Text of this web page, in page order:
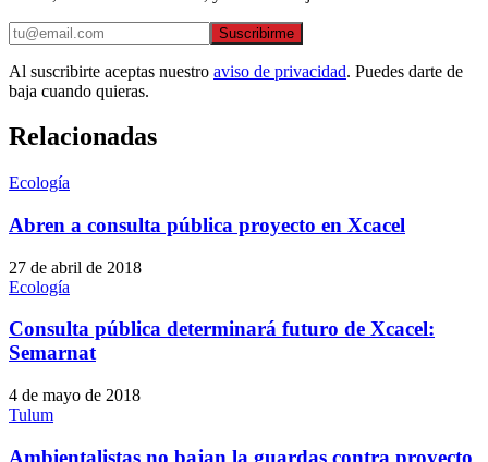
Suscribirme
Al suscribirte aceptas nuestro aviso de privacidad. Puedes darte de
baja cuando quieras.
Relacionadas
Ecología
Abren a consulta pública proyecto en Xcacel
27 de abril de 2018
Ecología
Consulta pública determinará futuro de Xcacel:
Semarnat
4 de mayo de 2018
Tulum
Ambientalistas no bajan la guardas contra proyecto